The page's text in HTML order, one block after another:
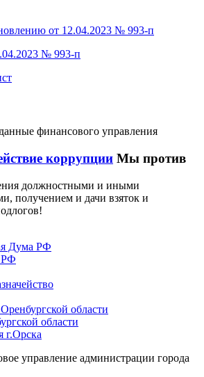
от 12.04.2023 № 993-п
№ 993-п
финансового управления
коррупции Мы против
должностными и иными
получением и дачи взяток и
Дума РФ
РФ
области
области
г.Орска
управление администрации города